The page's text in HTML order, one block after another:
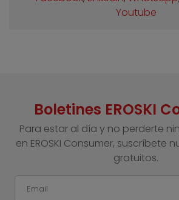
Youtube
Boletines EROSKI
Para estar al día y no perderte
en EROSKI Consumer, suscríbete
gratuitos.